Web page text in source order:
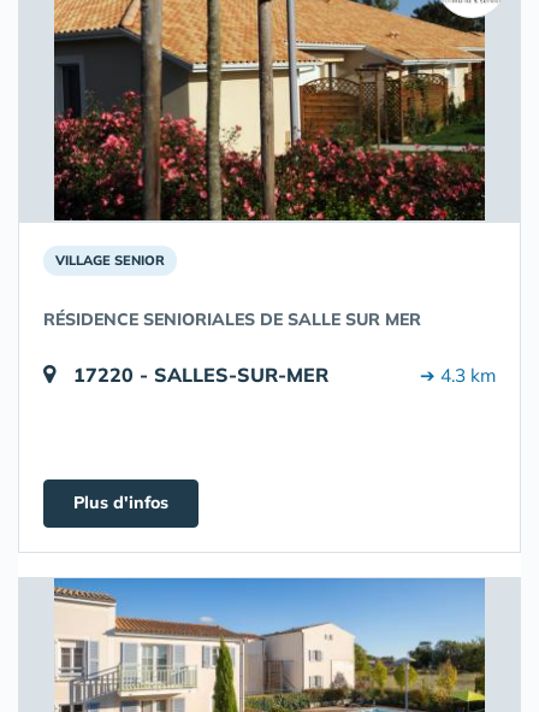
VILLAGE SENIOR
RÉSIDENCE SENIORIALES DE SALLE SUR MER
17220 - SALLES-SUR-MER ➔ 4.3 km
Plus d'infos